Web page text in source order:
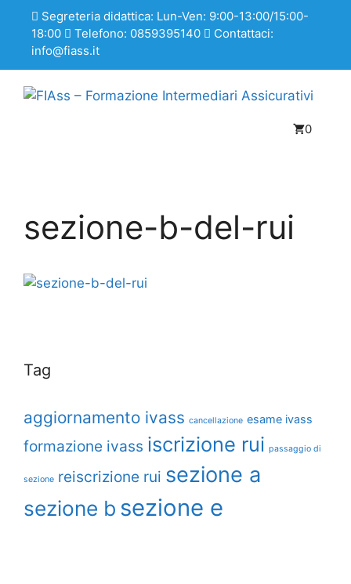
Segreteria didattica: Lun-Ven: 9:00-13:00/15:00-
18:00
Telefono: 0859395140
Contattaci:
info@fiass.it
0
sezione-b-del-rui
Tag
aggiornamento ivass cancellazione esame ivass
formazione ivass iscrizione rui passaggio di
sezione reiscrizione rui sezione a
sezione b sezione e